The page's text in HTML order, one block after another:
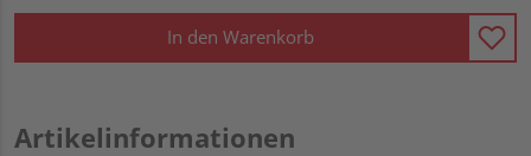
In den Warenkorb
Artikelinformationen